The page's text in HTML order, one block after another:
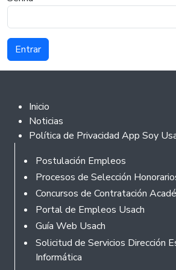
Footer 2
Inicio
Noticias
Política de Privacidad App Soy
Rodapé
Postulación Empleos
Procesos de Selección
Concursos de Contratación
Portal de Empleos Usach
Guía Web Usach
Solicitud de Servicios Dirección
Informática